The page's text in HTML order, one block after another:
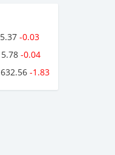
5.37 -0.03
5.78 -0.04
632.56 -1.83